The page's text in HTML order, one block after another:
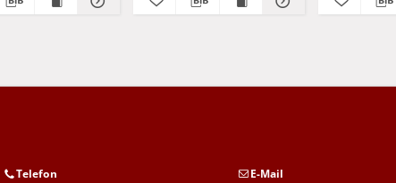
Telefon E-Mail